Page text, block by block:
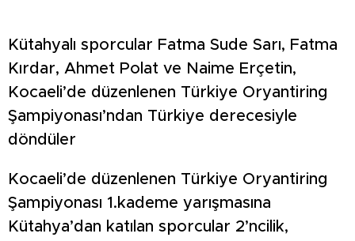
Kütahyalı sporcular Fatma Sude Sarı, Fatma
Kırdar, Ahmet Polat ve Naime Erçetin,
Kocaeli’de düzenlenen Türkiye Oryantiring
Şampiyonası’ndan Türkiye derecesiyle
döndüler
Kocaeli’de düzenlenen Türkiye Oryantiring
Şampiyonası 1.kademe yarışmasına
Kütahya’dan katılan sporcular 2’ncilik,